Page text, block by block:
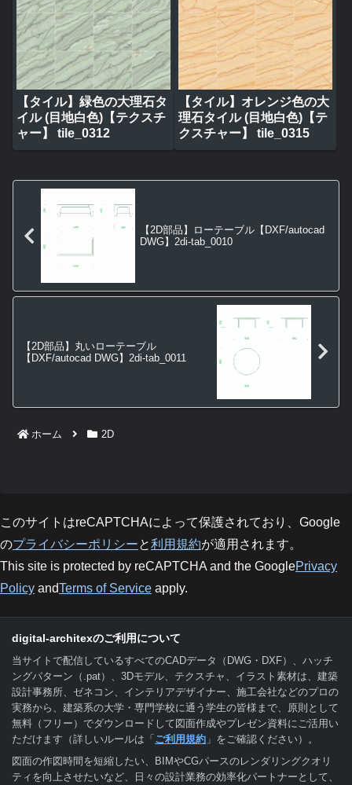
【タイル】緑色の大理石タ
イル (目地白色)【テクスチ
ャー】 tile_0312
【タイル】オレンジ色の大
理石タイル (目地白色)【テ
クスチャー】 tile_0315
【2D部品】ローテーブル【DXF/autocad
DWG】2di-tab_0010
【2D部品】丸いローテーブル
【DXF/autocad DWG】2di-tab_0011
ホーム 2D
このサイトはreCAPTCHAによって保護されており、Google
のプライバシーポリシーと利用規約が適用されます。
This site is protected by reCAPTCHA and the GooglePrivacy
Policy andTerms of Service apply.
digital-architexのご利用について
当サイトで配信しているすべてのCADデータ（DWG・DXF）、ハッチ
ングパターン（.pat）、3Dモデル、テクスチャ、イラスト素材は、建築
設計事務所、ゼネコン、インテリアデザイナー、施工会社などのプロの
実務から、建築系の大学・専門学校に通う学生の皆様まで、原則として
無料（フリー）でダウンロードして図面作成やプレゼン資料にご活用い
ただけます（詳しいルールは「 ご利用規約 」をご確認ください）。
図面の作図時間を短縮したい、BIMやCGパースのレンダリングクオリ
ティを向上させたいなど、日々の設計業務の効率化パートナーとして、